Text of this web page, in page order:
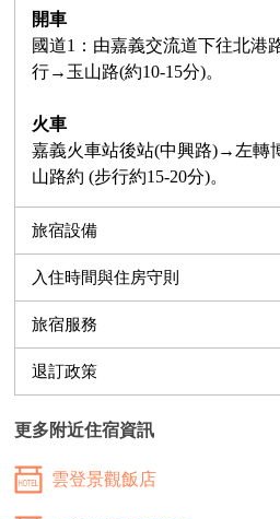
開車
國道1：由嘉義交流道下往北
行→玉山路(約10-15分)。
火車
嘉義火車站後站(中興路)→左轉
山路約 (步行約15-20分)。
旅宿設備
入住時間與住房守則
旅宿服務
退訂政策
更多附近住宿資訊
雲登景觀飯店